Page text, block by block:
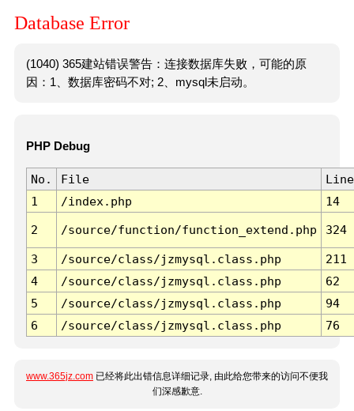
Database Error
(1040) 365建站错误警告：连接数据库失败，可能的原
因：1、数据库密码不对; 2、mysql未启动。
PHP Debug
No. File
Line
1
/index.php 14
2 /source/function/function_extend.php 324
3 /source/class/jzmysql.class.php
211
4
/source/class/jzmysql.class.php
62
5
/source/class/jzmysql.class.php
94
6
/source/class/jzmysql.class.php 76
www.365jz.com 已经将此出错信息详细记录, 由此给您带来的访问不便我
们深感歉意.